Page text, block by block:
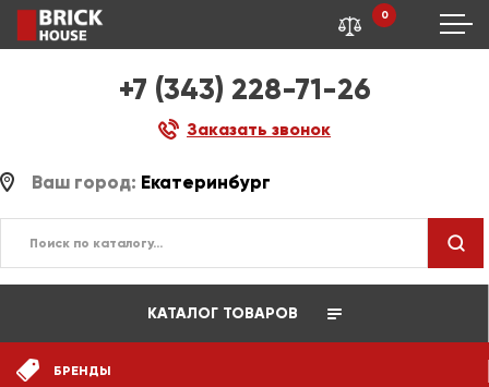
+7 (343) 228-71-26
Заказать звонок
0
Ваш город: Екатеринбург
КАТАЛОГ ТОВАРОВ
БРЕНДЫ